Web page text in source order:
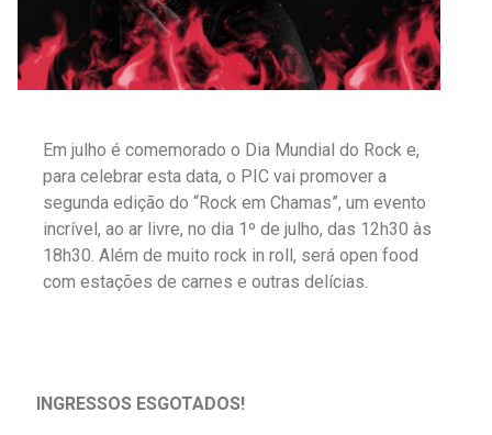
Em julho é comemorado o Dia Mundial do Rock e,
para celebrar esta data, o PIC vai promover a
segunda edição do “Rock em Chamas”, um evento
incrível, ao ar livre, no dia 1º de julho, das 12h30 às
18h30. Além de muito rock in roll, será open food
com estações de carnes e outras delícias
INGRESSOS ESGOTADOS!